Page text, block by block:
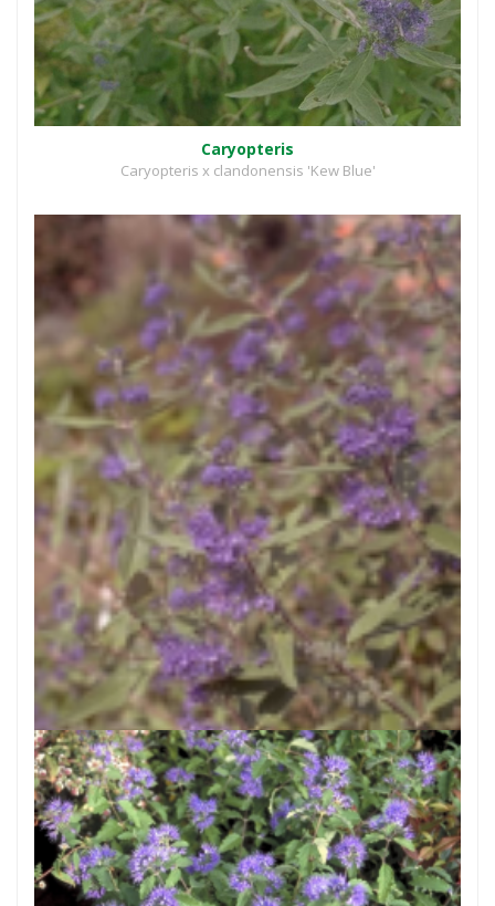
Caryopteris
Caryopteris x clandonensis 'Kew Blue'
Caryopteris
Caryopteris x clandonensis 'Heavenly Blue'